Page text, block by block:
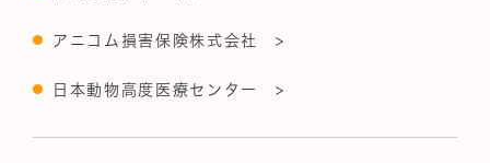
アニコム損害保険株式会社 >
日本動物高度医療センター >